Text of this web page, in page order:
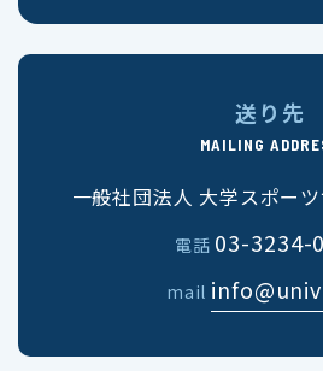
送り先
MAILING
一般社団法人 大学スポー
電話 03-3234-
mail